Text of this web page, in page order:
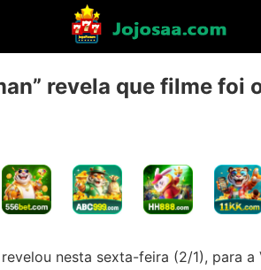
revela que filme foi
revelou nesta sexta-feira (2/1), para